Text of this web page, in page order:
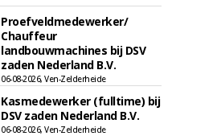
Proefveldmedewerker/
Chauffeur
landbouwmachines bij DSV
zaden Nederland B.V.
06-08-2026, Ven-Zelderheide
Kasmedewerker (fulltime) bij
DSV zaden Nederland B.V.
06-08-2026, Ven-Zelderheide